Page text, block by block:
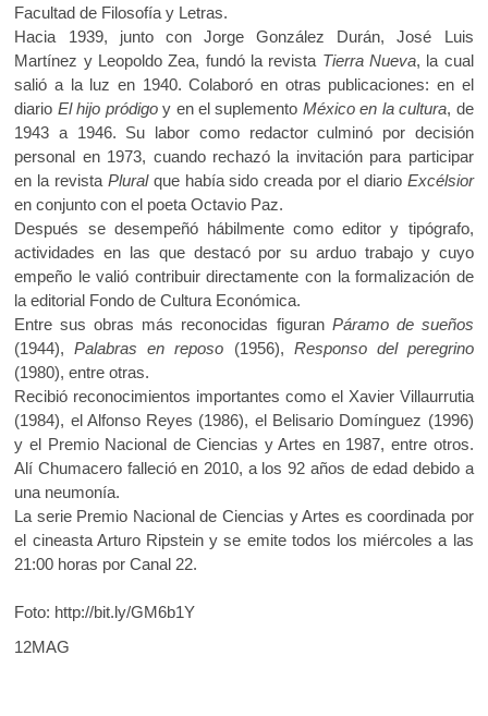
Facultad de Filosofía y Letras.
Hacia 1939, junto con Jorge González Durán, José Luis
Martínez y Leopoldo Zea, fundó la revista Tierra Nueva, la cual
salió a la luz en 1940. Colaboró en otras publicaciones: en el
diario El hijo pródigoy en el suplemento México en la cultura, de
1943 a 1946. Su labor como redactor culminó por decisión
personal en 1973, cuando rechazó la invitación para participar
en la revista Plural que había sido creada por el diario Excélsior
en conjunto con el poeta Octavio Paz.
Después se desempeñó hábilmente como editor y tipógrafo,
actividades en las que destacó por su arduo trabajo y cuyo
empeño le valió contribuir directamente con la formalización de
la editorial Fondo de Cultura Económica.
Entre sus obras más reconocidas figuran Páramo de sueños
(1944), Palabras en reposo (1956), Responso del peregrino
(1980), entre otras.
Recibió reconocimientos importantes como el Xavier Villaurrutia
(1984), el Alfonso Reyes (1986), el Belisario Domínguez (1996)
y el Premio Nacional de Ciencias y Artes en 1987, entre otros.
Alí Chumacero falleció en 2010, a los 92 años de edad debido a
una neumonía.
La serie Premio Nacional de Ciencias y Artes es coordinada por
el cineasta Arturo Ripstein y se emite todos los miércoles a las
21:00 horas por Canal 22.
Foto: http://bit.ly/GM6b1Y
12MAG